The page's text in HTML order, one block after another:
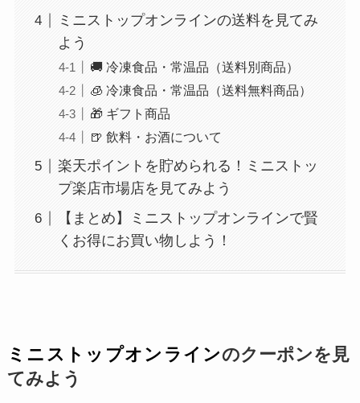
ミニストップオンラインの送料を見てみ
よう
🚚 冷凍食品・常温品（送料別商品）
🧊 冷凍食品・常温品（送料無料商品）
🎁 ギフト商品
🍺 飲料・お酒について
楽天ポイントを貯められる！ミニストッ
プ楽店市場店を見てみよう
【まとめ】ミニストップオンラインで賢
くお得にお買い物しよう！
ミニストップオンラインのクーポンを見
てみよう